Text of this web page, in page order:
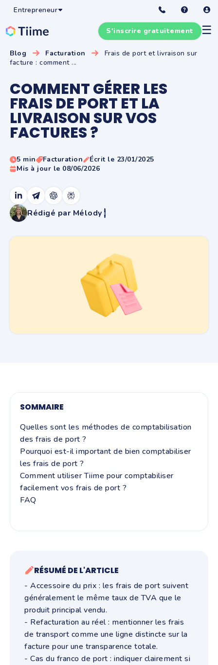
Entrepreneur
☰
S'inscrire gratuitement
Blog Facturation
Frais de port et livraison sur
facture : comment ...
COMMENT GÉRER LES
FRAIS DE PORT ET LA
LIVRAISON SUR VOS
FACTURES ?
5 min Facturation
Écrit le 23/01/2025
Mis à jour le 08/06/2026
Rédigé par Mélody i
SOMMAIRE
Quelles sont les méthodes de comptabilisation
des frais de port ?
Pourquoi est-il important de bien comptabiliser
les frais de port ?
Comment utiliser Tiime pour comptabiliser
facilement vos frais de port ?
FAQ
RÉSUMÉ DE L'ARTICLE
- Accessoire du prix : les frais de port suivent
généralement le même taux de TVA que le
produit principal vendu.
- Refacturation au réel : mentionner les frais
de transport comme une ligne distincte sur la
facture pour une transparence totale.
- Cas du franco de port : indiquer clairement si